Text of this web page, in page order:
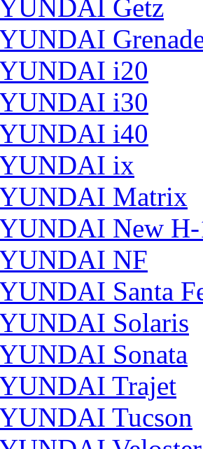
Getz
i20
i30
i40
ix
Matrix
New
NF
Santa
Solaris
Sonata
Trajet
Tucson